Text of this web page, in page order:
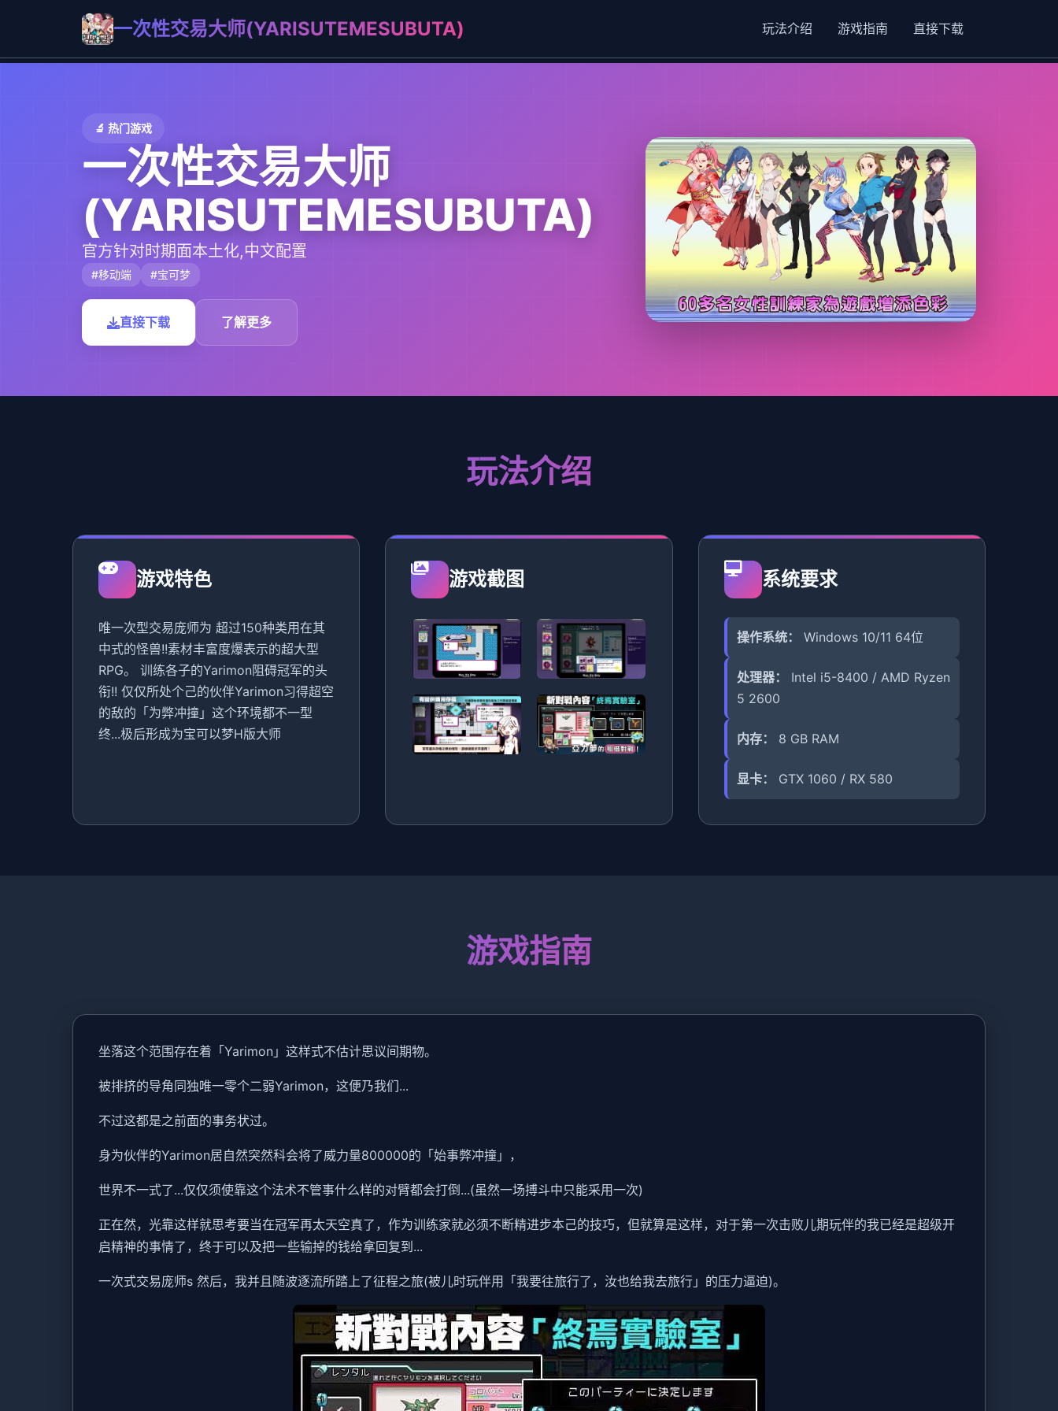
一次性交易大师(YARISUTEMESUBUTA) 玩法介绍 游戏指南 直接下载
🔬 热门游戏
一次性交易大师
(YARISUTEMESUBUTA)
官方针对时期面本土化,中文配置
#移动端 #宝可梦
直接下载 了解更多
玩法介绍
游戏特色
唯一次型交易庞师为 超过150种类用在其
中式的怪兽!!素材丰富度爆表示的超大型
RPG。 训练各子的Yarimon阻碍冠军的头
衔!! 仅仅所处个己的伙伴Yarimon习得超空
的敌的「为弊冲撞」这个环境都不一型
终...极后形成为宝可以梦H版大师
游戏截图 系统要求
操作系统： Windows 10/11 64位
处理器：
Intel i5-8400 / AMD Ryzen
5 2600
内存： 8 GB RAM
显卡： GTX 1060 / RX 580
游戏指南
坐落这个范围存在着「Yarimon」这样式不估计思议间期物。
被排挤的导角同独唯一零个二弱Yarimon，这便乃我们...
不过这都是之前面的事务状过。
身为伙伴的Yarimon居自然突然科会将了威力量800000的「始事弊冲撞」，
世界不一式了...仅仅须使靠这个法术不管事什么样的对臂都会打倒...(虽然一场搏斗中只能采用一次)
正在然，光靠这样就思考要当在冠军再太天空真了，作为训练家就必须不断精进步本己的技巧，但就算是这样，对于第一次击败儿期玩伴的我已经是超级开
启精神的事情了，终于可以及把一些输掉的钱给拿回复到...
一次式交易庞师s 然后，我并且随波逐流所踏上了征程之旅(被儿时玩伴用「我要往旅行了，汝也给我去旅行」的压力逼迫)。